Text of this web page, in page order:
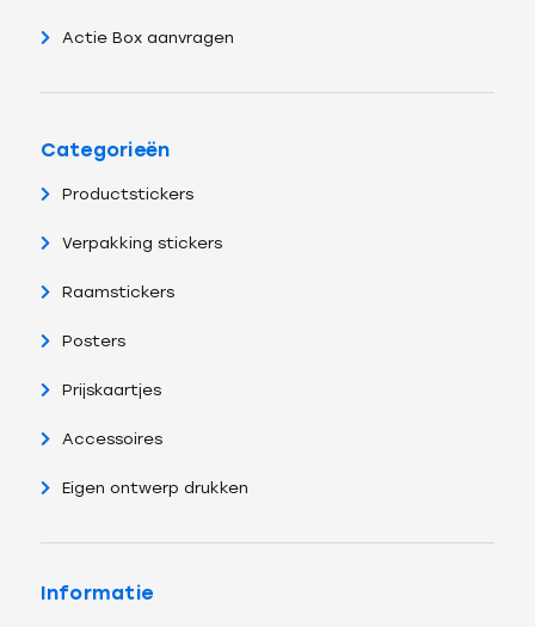
Actie Box aanvragen
Categorieën
Productstickers
Verpakking stickers
Raamstickers
Posters
Prijskaartjes
Accessoires
Eigen ontwerp drukken
Informatie